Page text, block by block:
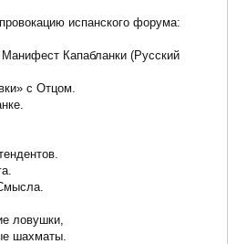
испанского форума:
Капабланки (Русский
с Отцом.
ловушки,
шахматы.